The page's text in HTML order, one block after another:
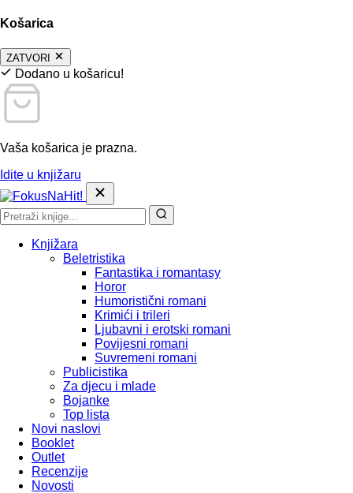
Košarica
ZATVORI
Dodano u košaricu!
Vaša košarica je prazna.
Idite u knjižaru
Knjižara
Beletristika
Fantastika i romantasy
Horor
Humoristični romani
Krimići i trileri
Ljubavni i erotski romani
Povijesni romani
Suvremeni romani
Publicistika
Za djecu i mlade
Bojanke
Top lista
Novi naslovi
Booklet
Outlet
Recenzije
Novosti